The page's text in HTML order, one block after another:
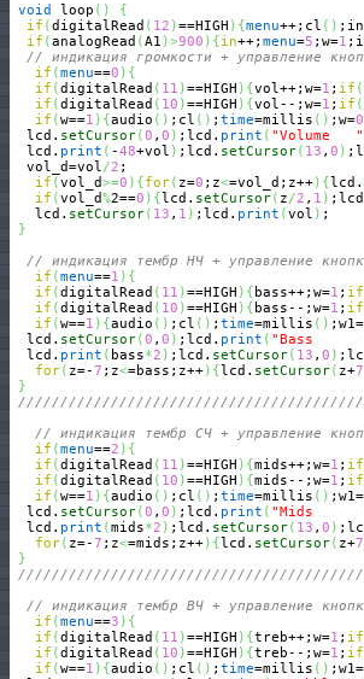
void
loop ( )
{
if (digitalRead ( 12 )==HIGH ) {menu++;cl ( )
if (analogRead (A1 )>900 ) {in++; menu=5 ;w=1
// индикация громкости +
if (menu==0 ) {
if (digitalRead ( 11 )==HIGH ) {vol++;w=1 ; if (
if (digitalRead ( 10 )==HIGH ) {vol--;w=1 ; if (
if (w==1 ) {audio ( ) ;cl ( ) ; time=millis ( ) ;w=0
  lcd.
setCursor(0 , 0 ) ;lcd. print ( "Volume   "
  lcd.
print ( -48+vol ) ;lcd. setCursor( 13 , 0 )
  vol_d=vol
/2 ;
if (vol_d>=0 ) {for( z=0 ;z<=vol_d;z++) {lcd.
if (vol_d%2==0 ) {lcd. setCursor( z/2 , 1 )
   lcd.
setCursor( 13 , 1 ) ;lcd. print (vol ) ;
}
// индикация тембр НЧ + управление
if (menu==1 ) {
if (digitalRead ( 11 )==HIGH ) { bass++;w=1 ; if
if (digitalRead ( 10 )==HIGH ) { bass--;w=1 ; if
if (w==1 ) {audio ( ) ;cl ( ) ; time=millis ( ) ;w1=
  lcd.
setCursor(0 , 0 ) ;lcd. print ( "Bass
  lcd.
print ( bass*2 ) ;lcd. setCursor( 13 , 0 )
for( z=-7 ;z<=bass;z++) {lcd. setCursor( z+7
}
// индикация тембр CЧ + управление
if (menu==2 ) {
if (digitalRead ( 11 )==HIGH ) {mids++;w=1 ; if
if (digitalRead ( 10 )==HIGH ) {mids--;w=1 ; if
if (w==1 ) {audio ( ) ;cl ( ) ; time=millis ( ) ;w1=
  lcd.
setCursor(0 , 0 ) ;lcd. print ( "Mids
  lcd.
print (mids*2 ) ;lcd. setCursor( 13 , 0 )
for( z=-7 ;z<=mids;z++) {lcd. setCursor( z+7
}
// индикация тембр BЧ + управление
if (menu==3 ) {
if (digitalRead ( 11 )==HIGH ) {treb++;w=1 ; if
if (digitalRead ( 10 )==HIGH ) {treb--;w=1 ; if
if (w==1 ) {audio ( ) ;cl ( ) ; time=millis ( ) ;w1=